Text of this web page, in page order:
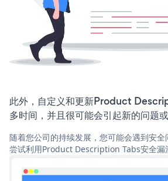
此外，自定义和更新Product
多时间，并且很可能会引起新的问题或
随着您公司的持续发展，您可能会遇到安
尝试利用Product Description Tabs安全漏